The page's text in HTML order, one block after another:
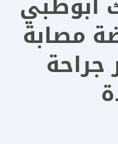
مصابة
جراحة